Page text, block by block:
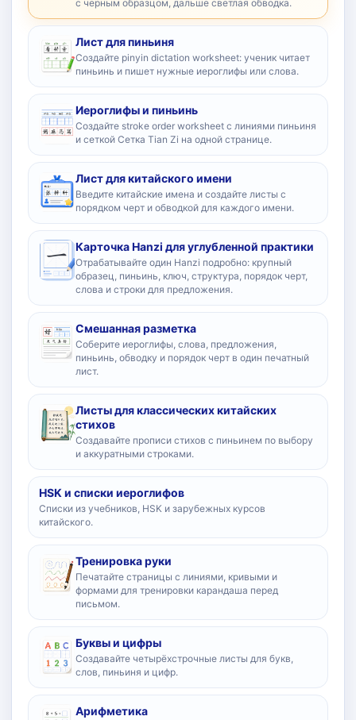
с черным образцом, дальше светлая обводка.
Лист для пиньиня
Создайте pinyin dictation worksheet: ученик читает
пиньинь и пишет нужные иероглифы или слова.
Иероглифы и пиньинь
Создайте stroke order worksheet с линиями пиньиня
и сеткой Сетка Tian Zi на одной странице.
Лист для китайского имени
Введите китайские имена и создайте листы с
порядком черт и обводкой для каждого имени.
Карточка Hanzi для углубленной практики
Отрабатывайте один Hanzi подробно: крупный
образец, пиньинь, ключ, структура, порядок черт,
слова и строки для предложения.
Смешанная разметка
Соберите иероглифы, слова, предложения,
пиньинь, обводку и порядок черт в один печатный
лист.
Листы для классических китайских
стихов
Создавайте прописи стихов с пиньинем по выбору
и аккуратными строками.
HSK и списки иероглифов
Списки из учебников, HSK и зарубежных курсов
китайского.
Тренировка руки
Печатайте страницы с линиями, кривыми и
формами для тренировки карандаша перед
письмом.
Буквы и цифры
Создавайте четырёхстрочные листы для букв,
слов, пиньиня и цифр.
Арифметика